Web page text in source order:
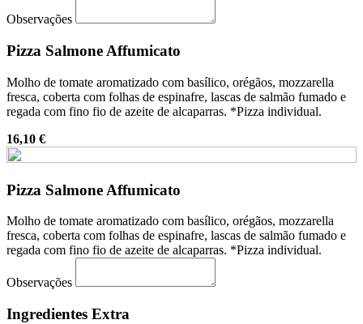
Observações
Pizza Salmone Affumicato
Molho de tomate aromatizado com basílico, orégãos, mozzarella
fresca, coberta com folhas de espinafre, lascas de salmão fumado e
regada com fino fio de azeite de alcaparras. *Pizza individual.
16,10 €
Pizza Salmone Affumicato
Molho de tomate aromatizado com basílico, orégãos, mozzarella
fresca, coberta com folhas de espinafre, lascas de salmão fumado e
regada com fino fio de azeite de alcaparras. *Pizza individual.
Observações
Ingredientes Extra